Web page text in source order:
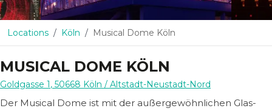
Locations Köln Musical Dome Köln
MUSICAL DOME KÖLN
Goldgasse 1, 50668 Köln / Altstadt-Neustadt-Nord
Der Musical Dome ist mit der außergewöhnlichen Glas-